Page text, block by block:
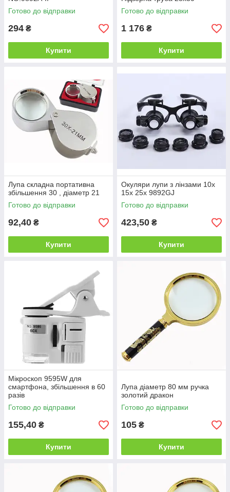
Готово до відправки
294 ₴
Купити
Готово до відправки
1 176 ₴
Купити
Лупа складна портативна
збільшення 30 , діаметр 21
Готово до відправки
92,40 ₴
Купити
Окуляри лупи з лінзами 10x
15x 25x 9892GJ
Готово до відправки
423,50 ₴
Купити
Мікроскоп 9595W для
смартфона, збільшення в 60
разів
Готово до відправки
155,40 ₴
Купити
Лупа діаметр 80 мм ручка
золотий дракон
Готово до відправки
105 ₴
Купити